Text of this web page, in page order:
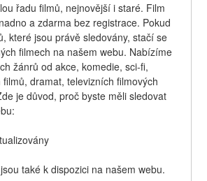
řadu filmů, nejnovější i staré. Film
a zdarma bez registrace. Pokud
které jsou právě sledovány, stačí se
filmech na našem webu. Nabízíme
žánrů od akce, komedie, sci-fi,
dramat, televizních filmových
je důvod, proč byste měli sledovat
také k dispozici na našem webu.